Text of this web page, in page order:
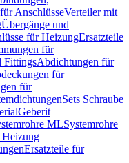
AnschlüsseVerteiler mit
Übergänge und
für HeizungErsatzteile
für
FittingsAbdichtungen für
für
für
Sets Schraube
Geberit
MLSystemrohre
Heizung
Ersatzteile für